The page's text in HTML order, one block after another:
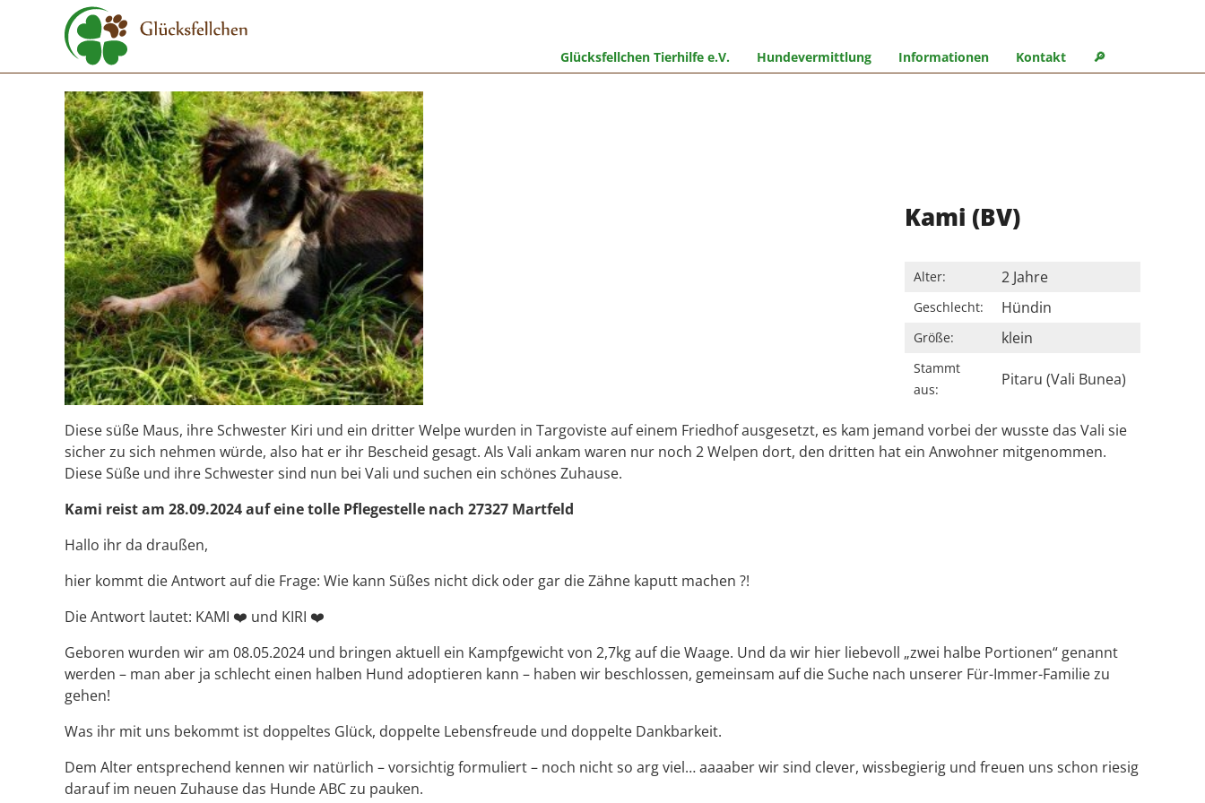
Glücksfellchen Tierhilfe e.V. Hundevermittlung Informationen Kontakt 🔎︎
Kami (BV)
Alter: 2 Jahre
Geschlecht: Hündin
Größe: klein
Stammt
aus:
Pitaru (Vali Bunea)
Diese süße Maus, ihre Schwester Kiri und ein dritter Welpe wurden in Targoviste auf einem Friedhof ausgesetzt, es kam jemand vorbei der wusste das Vali sie
sicher zu sich nehmen würde, also hat er ihr Bescheid gesagt. Als Vali ankam waren nur noch 2 Welpen dort, den dritten hat ein Anwohner mitgenommen.
Diese Süße und ihre Schwester sind nun bei Vali und suchen ein schönes Zuhause.
Kami reist am 28.09.2024 auf eine tolle Pflegestelle nach 27327 Martfeld
Hallo ihr da draußen,
hier kommt die Antwort auf die Frage: Wie kann Süßes nicht dick oder gar die Zähne kaputt machen ?!
Die Antwort lautet: KAMI ❤️ und KIRI ❤️
Geboren wurden wir am 08.05.2024 und bringen aktuell ein Kampfgewicht von 2,7kg auf die Waage. Und da wir hier liebevoll „zwei halbe Portionen“ genannt
werden – man aber ja schlecht einen halben Hund adoptieren kann – haben wir beschlossen, gemeinsam auf die Suche nach unserer Für-Immer-Familie zu
gehen!
Was ihr mit uns bekommt ist doppeltes Glück, doppelte Lebensfreude und doppelte Dankbarkeit.
Dem Alter entsprechend kennen wir natürlich – vorsichtig formuliert – noch nicht so arg viel… aaaaber wir sind clever, wissbegierig und freuen uns schon riesig
darauf im neuen Zuhause das Hunde ABC zu pauken.